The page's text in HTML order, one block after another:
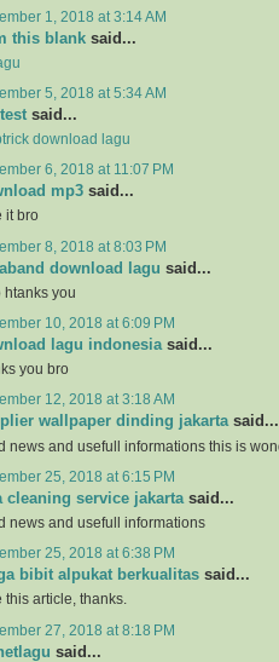
1, 2018 at 3:14 AM
this blank said...
5, 2018 at 5:34 AM
said...
download lagu
6, 2018 at 11:07 PM
mp3 said...
it bro
8, 2018 at 8:03 PM
download lagu said...
htanks you
10, 2018 at 6:09 PM
lagu indonesiasaid...
you bro
12, 2018 at 3:18 AM
wallpaper dinding jakartasaid...
news and usefull informations this is
25, 2018 at 6:15 PM
cleaning service jakarta said...
news and usefull informations
25, 2018 at 6:38 PM
bibit alpukat berkualitas said...
this article, thanks.
27, 2018 at 8:18 PM
said...